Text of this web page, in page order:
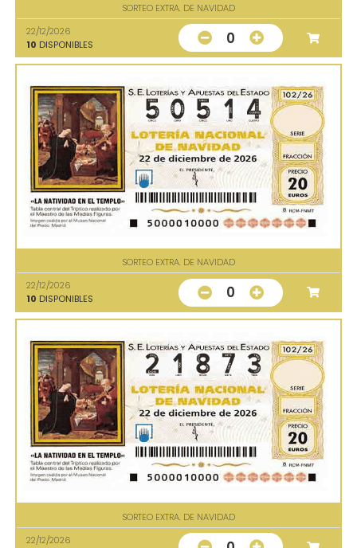
SORTEO EXTRA. DE NAVIDAD
22/12/2026
10 DISPONIBLES 0
SORTEO EXTRA. DE NAVIDAD
22/12/2026
10 DISPONIBLES 0
SORTEO EXTRA. DE NAVIDAD
22/12/2026